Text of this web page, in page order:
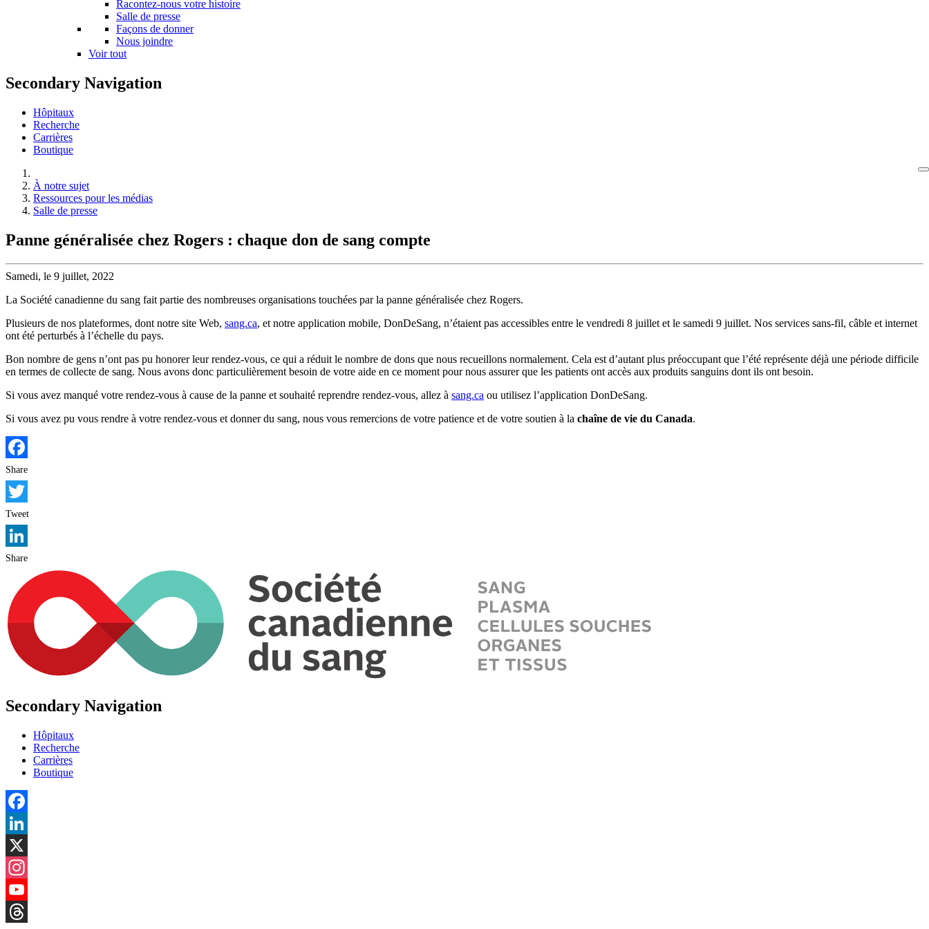
Racontez-nous votre histoire
Salle de presse
Façons de donner
Nous joindre
Voir tout
Secondary Navigation
Hôpitaux
Recherche
Carrières
Boutique
À notre sujet
Ressources pour les médias
Salle de presse
Panne généralisée chez Rogers : chaque don de sang compte
Samedi, le 9 juillet, 2022
La Société canadienne du sang fait partie des nombreuses organisations touchées par la panne généralisée chez Rogers.
Plusieurs de nos plateformes, dont notre site Web, sang.ca, et notre application mobile, DonDeSang, n’étaient pas accessibles entre le vendredi 8 juillet et le samedi 9 juillet. Nos services sans-fil, câble et internet
ont été perturbés à l’échelle du pays.
Bon nombre de gens n’ont pas pu honorer leur rendez-vous, ce qui a réduit le nombre de dons que nous recueillons normalement. Cela est d’autant plus préoccupant que l’été représente déjà une période difficile
en termes de collecte de sang. Nous avons donc particulièrement besoin de votre aide en ce moment pour nous assurer que les patients ont accès aux produits sanguins dont ils ont besoin.
Si vous avez manqué votre rendez-vous à cause de la panne et souhaité reprendre rendez-vous, allez à sang.ca ou utilisez l’application DonDeSang.
Si vous avez pu vous rendre à votre rendez-vous et donner du sang, nous vous remercions de votre patience et de votre soutien à la chaîne de vie du Canada.
Facebook
Share
Twitter
Tweet
LinkedIn
Share
Secondary Navigation
Hôpitaux
Recherche
Carrières
Boutique
Facebook
LinkedIn
X
Instagram
YouTube